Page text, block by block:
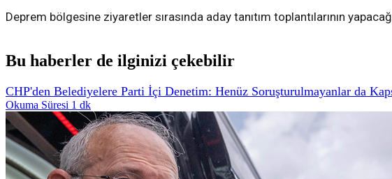
Deprem bölgesine ziyaretler sırasında aday tanıtım toplantılarının
Bu haberler de ilginizi çekebilir
CHP'den Belediyelere Parti İçi Denetim: Henüz Soruşturulmayanlar da
Okuma Süresi 1 dk